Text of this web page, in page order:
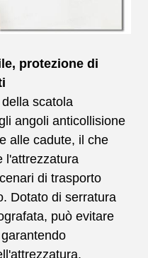
protezione di
scatola
angoli anticollisione
alle cadute, il che
l'attrezzatura
di trasporto
Dotato di serratura
può evitare